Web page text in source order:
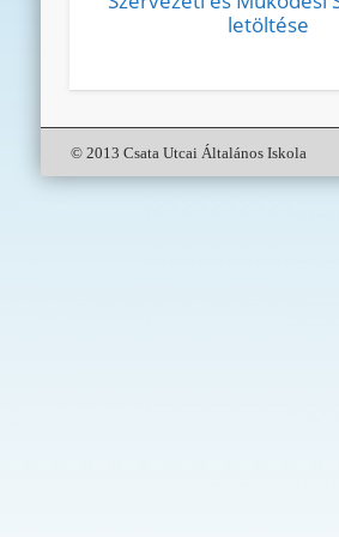
letöltése
© 2013 Csata Utcai Általános Iskola